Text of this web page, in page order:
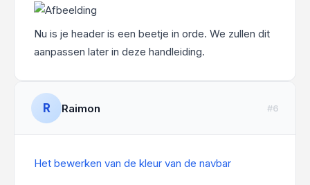
Nu is je header is een beetje in orde. We zullen dit
aanpassen later in deze handleiding.
R Raimon #6
Het bewerken van de kleur van de navbar